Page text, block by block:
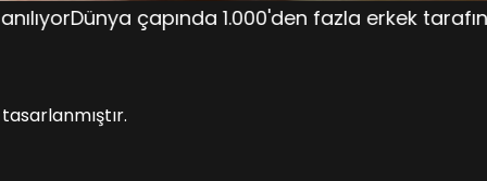
1.000'den fazla erkek tarafından takip ediliyorㅤㅤㅤㅤ